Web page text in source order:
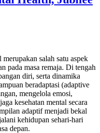
salah satu aspek
pada masa remaja. Di tengah
diri, serta dinamika
beradaptasi (adaptive
mengelola emosi,
kesehatan mental secara
adaptif menjadi bekal
kehidupan sehari-hari
depan.